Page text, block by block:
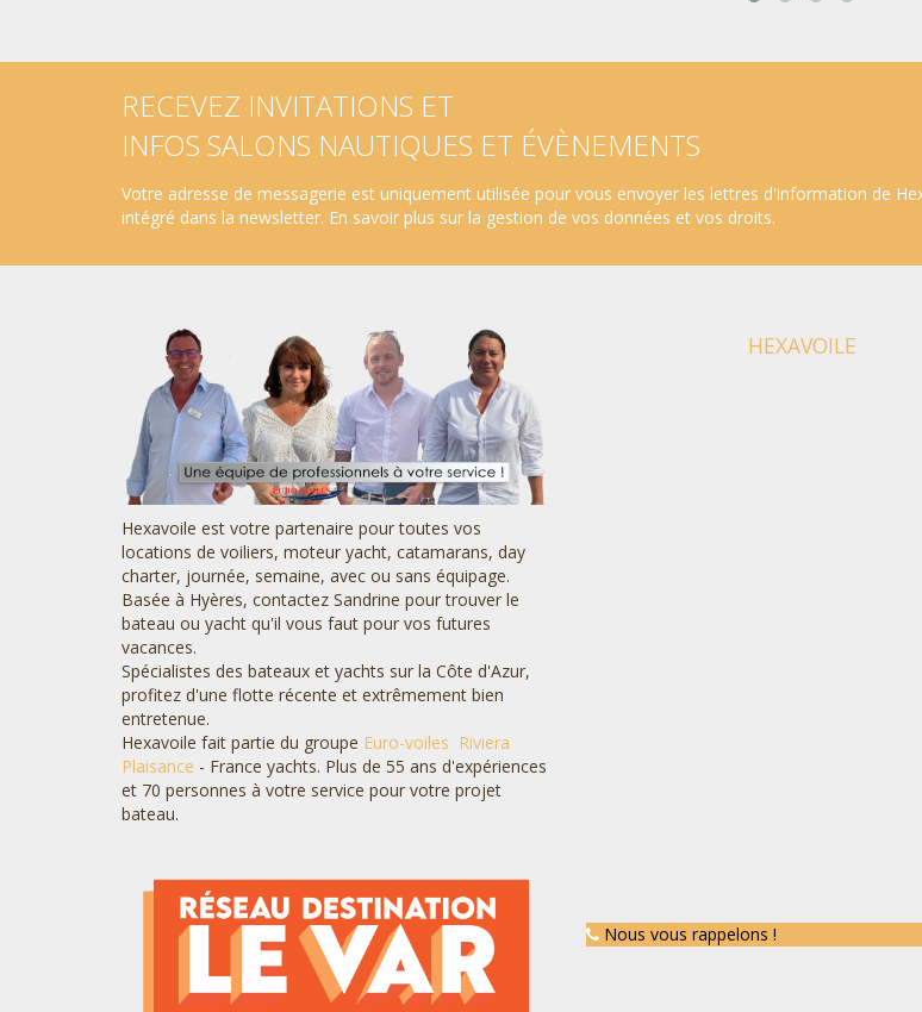
RECEVEZ INVITATIONS ET
INFOS SALONS NAUTIQUES ET ÉVÈNEMENTS
Votre adresse de messagerie est uniquement utilisée pour vous envoyer les lettres d'information de
intégré dans la newsletter. En savoir plus sur la gestion de vos données et vos droits.
Hexavoile est votre partenaire pour toutes vos
locations de voiliers, moteur yacht, catamarans, day
charter, journée, semaine, avec ou sans équipage.
Basée à Hyères, contactez Sandrine pour trouver le
bateau ou yacht qu'il vous faut pour vos futures
vacances.
Spécialistes des bateaux et yachts sur la Côte d'Azur,
profitez d'une flotte récente et extrêmement bien
entretenue.
Hexavoile fait partie du groupe Euro-voiles Riviera
Plaisance - France yachts. Plus de 55 ans d'expériences
et 70 personnes à votre service pour votre projet
bateau.
HEXAVOILE
Nous vous rappelons !